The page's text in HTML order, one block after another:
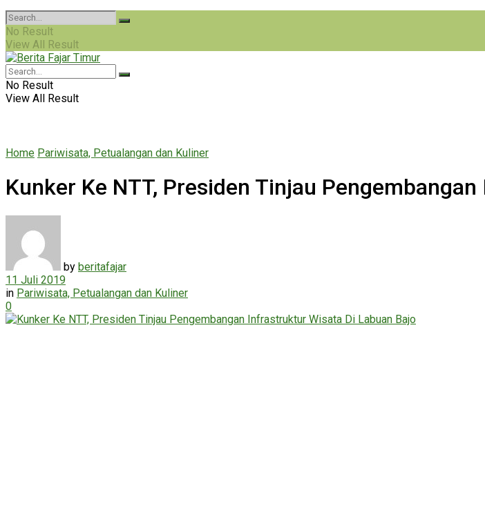
No Result
View All Result
No Result
View All Result
Home Pariwisata, Petualangan dan Kuliner
Kunker Ke NTT, Presiden Tinjau
by beritafajar
11 Juli 2019
in Pariwisata, Petualangan dan Kuliner
0